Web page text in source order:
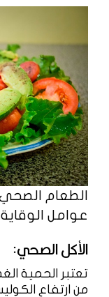
الطعام
عوامل
الأكل الصحي:
تعتبر الحمية
من ارتفاع